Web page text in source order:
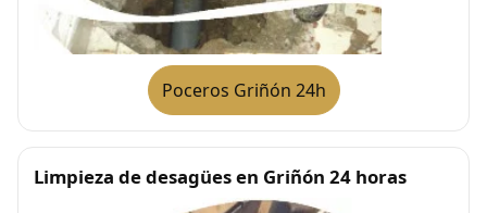
Poceros Griñón 24h
Limpieza de desagües en Griñón 24 horas